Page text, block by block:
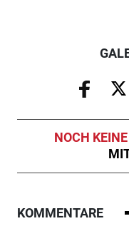
NOCH KEINE
KOMMENTARE